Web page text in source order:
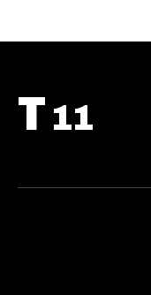
T 11